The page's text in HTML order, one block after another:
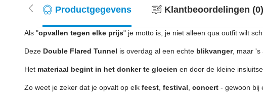
Productgegevens Klantbeoordelingen (0)
Als "opvallen tegen elke prijs" je motto is, je niet alleen qua outfit wilt
Deze Double Flared Tunnel is overdag al een echte blikvanger, maar 's
Het materiaal begint in het donker te gloeien en door de kleine
Zo weet je zeker dat je opvalt op elk feest festival concert - gewoon bij